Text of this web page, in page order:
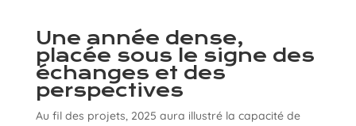
Une année dense,
placée sous le signe des
échanges et des
perspectives
Au fil des projets, 2025 aura illustré la capacité de